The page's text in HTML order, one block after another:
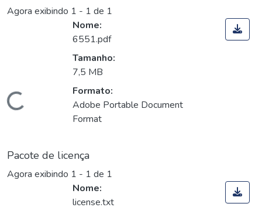
Agora exibindo 1 - 1 de 1
Carregando...
Nome:
6551.pdf
Tamanho:
7,5 MB
Formato:
Adobe Portable Document
Format
Pacote de licença
Agora exibindo 1 - 1 de 1
Nome:
license.txt